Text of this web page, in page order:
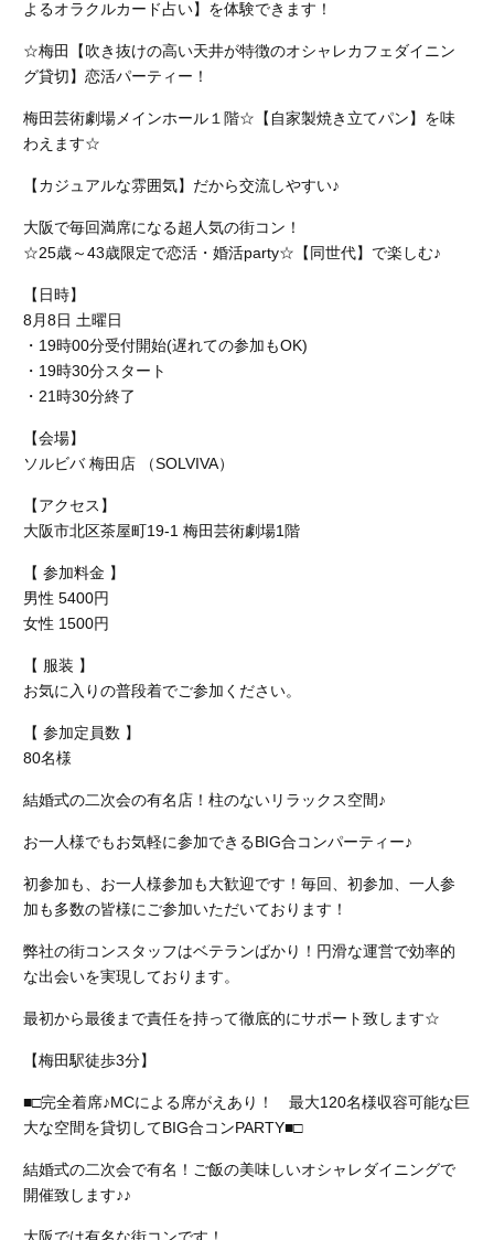
よるオラクルカード占い】を体験できます！
☆梅田【吹き抜けの高い天井が特徴のオシャレカフェダイニン
グ貸切】恋活パーティー！
梅田芸術劇場メインホール１階☆【自家製焼き立てパン】を味
わえます☆
【カジュアルな雰囲気】だから交流しやすい♪
大阪で毎回満席になる超人気の街コン！
☆25歳～43歳限定で恋活・婚活party☆【同世代】で楽しむ♪
【日時】
8月8日 土曜日
・19時00分受付開始(遅れての参加もOK)
・19時30分スタート
・21時30分終了
【会場】
ソルビバ 梅田店 （SOLVIVA）
【アクセス】
大阪市北区茶屋町19-1 梅田芸術劇場1階
【 参加料金 】
男性 5400円
女性 1500円
【 服装 】
お気に入りの普段着でご参加ください。
【 参加定員数 】
80名様
結婚式の二次会の有名店！柱のないリラックス空間♪
お一人様でもお気軽に参加できるBIG合コンパーティー♪
初参加も、お一人様参加も大歓迎です！毎回、初参加、一人参
加も多数の皆様にご参加いただいております！
弊社の街コンスタッフはベテランばかり！円滑な運営で効率的
な出会いを実現しております。
最初から最後まで責任を持って徹底的にサポート致します☆
【梅田駅徒歩3分】
■□完全着席♪MCによる席がえあり！ 最大120名様収容可能な巨
大な空間を貸切してBIG合コンPARTY■□
結婚式の二次会で有名！ご飯の美味しいオシャレダイニングで
開催致します♪♪
大阪では有名な街コンです！